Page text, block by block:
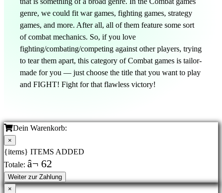
genre, we could fit war games, fighting games, strategy
games, and more. After all, all of them feature some sort
of combat mechanics. So, if you love
fighting/combating/competing against other players, trying
to tear them apart, this category of Combat games is tailor-
made for you — just choose the title that you want to play
and FIGHT! Fight for that flawless victory!
Dein Warenkorb:
×
{items} ITEMS ADDED
Totale: â¬ 62
Weiter zur Zahlung
×